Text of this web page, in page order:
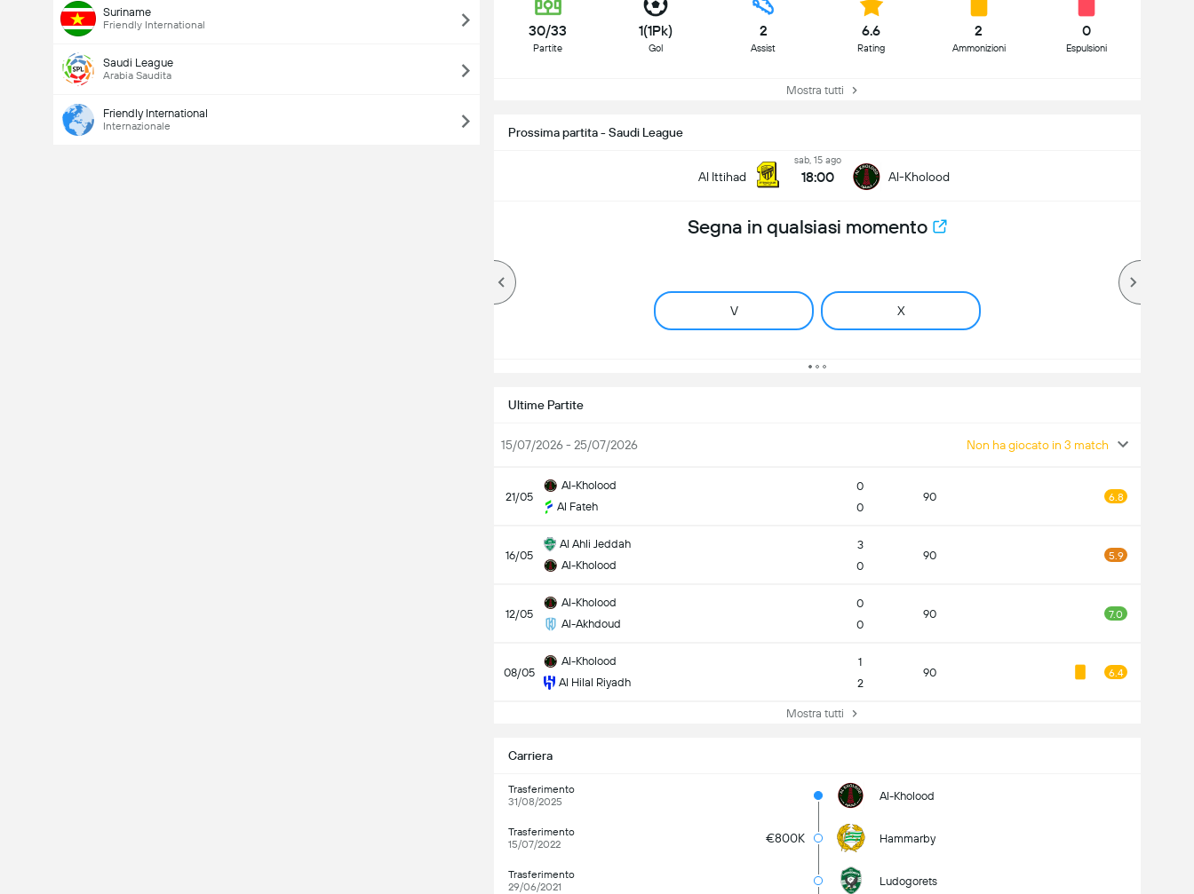
Suriname
Friendly International
Saudi League
Arabia Saudita
Friendly International
Internazionale
30/33
Partite
1(1Pk)
Gol
2
Assist
6.6
Rating
2
Ammonizioni
0
Espulsioni
Mostra tutti
Prossima partita - Saudi League
Al Ittihad
sab, 15 ago
18:00 Al-Kholood
Segna in qualsiasi momento
V X
Ultime Partite
15/07/2026 - 25/07/2026 Non ha giocato in 3 match
21/05
Al-Kholood
Al Fateh
0
0
90 6.8
16/05
Al Ahli Jeddah
Al-Kholood
3
0
90 5.9
12/05
Al-Kholood
Al-Akhdoud
0
0
90 7.0
08/05
Al-Kholood
Al Hilal Riyadh
1
2
90 6.4
Mostra tutti
Carriera
Trasferimento
31/08/2025
Al-Kholood
Trasferimento
15/07/2022
€800K Hammarby
Trasferimento
29/06/2021
Ludogorets